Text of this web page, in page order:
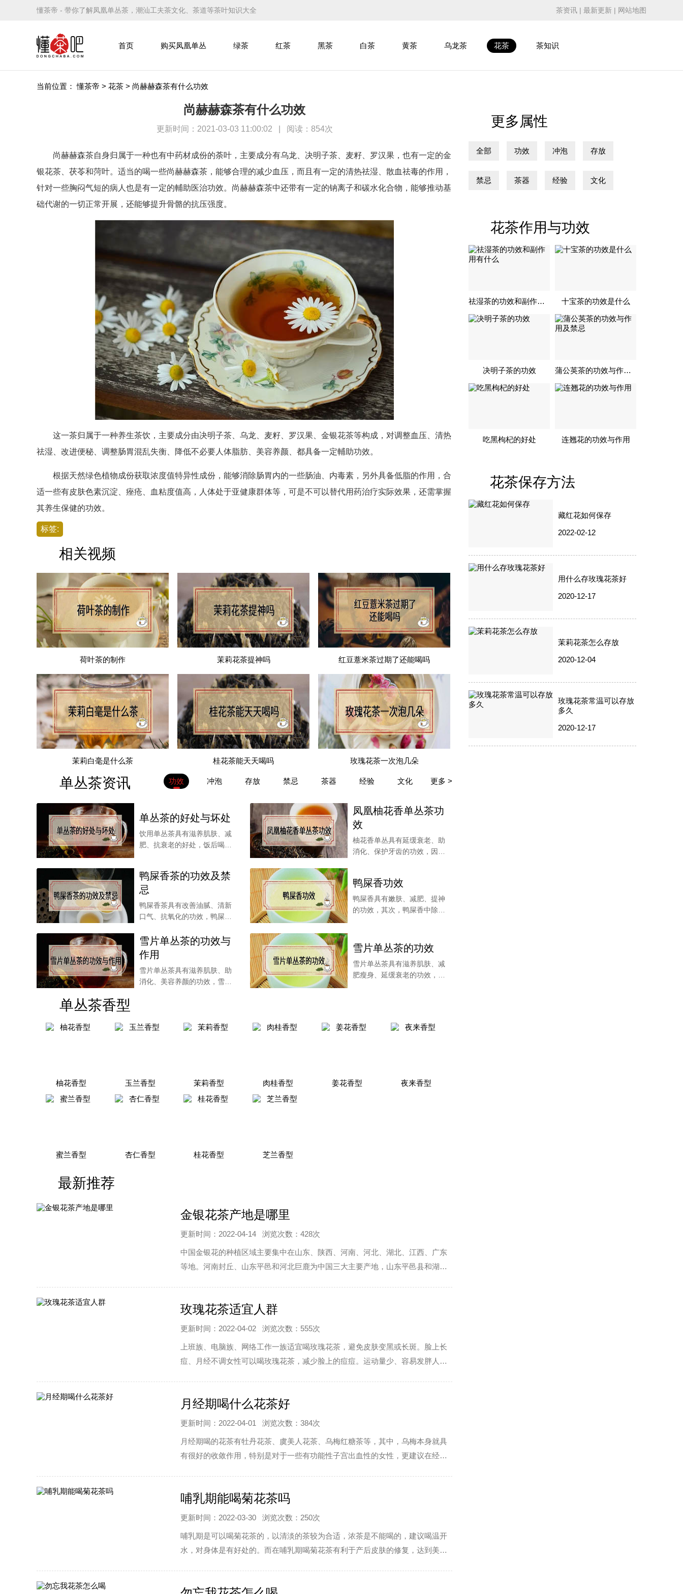
懂茶帝 - 带你了解凤凰单丛茶，潮汕工夫茶文化、茶道等茶叶知识大全 茶资讯 | 最新更新 | 网站地图
首页 购买凤凰单丛 绿茶 红茶 黑茶 白茶 黄茶 乌龙茶 花茶 茶知识
当前位置：懂茶帝 > 花茶 > 尚赫赫森茶有什么功效
尚赫赫森茶有什么功效
更新时间：2021-03-03 11:00:02 阅读： 854次
尚赫赫森茶自身归属于一种也有中药材成份的荼叶，主要成分有乌龙、决明子茶、麦籽、罗汉果，也有一定的金
银花茶、茯苓和菏叶。适当的喝一些尚赫赫森茶，能够合理的减少血压，而且有一定的清热祛湿、散血祛毒的作用，
针对一些胸闷气短的病人也是有一定的輔助医治功效。尚赫赫森茶中还带有一定的钠离子和碳水化合物，能够推动基
础代谢的一切正常开展，还能够提升骨骼的抗压强度。
这一茶归属于一种养生茶饮，主要成分由决明子茶、乌龙、麦籽、罗汉果、金银花茶等构成，对调整血压、清热
祛湿、改进便秘、调整肠胃混乱失衡、降低不必要人体脂肪、美容养颜、都具备一定輔助功效。
根据天然绿色植物成份获取浓度值特异性成份，能够消除肠胃内的一些肠油、内毒素，另外具备低脂的作用，合
适一些有皮肤色素沉淀、痤疮、血粘度值高，人体处于亚健康群体等，可是不可以替代用药治疗实际效果，还需掌握
其养生保健的功效。
标签:
相关视频
荷叶茶的制作 茉莉花茶提神吗 红豆薏米茶过期了还能喝吗
茉莉白毫是什么茶 桂花茶能天天喝吗 玫瑰花茶一次泡几朵
单丛茶资讯 功效 冲泡 存放 禁忌 茶器 经验 文化 更多 >
单丛茶的好处与坏处
饮用单丛茶具有滋养肌肤、减
肥、抗衰老的好处，饭后喝一
凤凰柚花香单丛茶功
效
柚花香单丛具有延缓衰老、助
消化、保护牙齿的功效，因为
鸭屎香茶的功效及禁
忌
鸭屎香茶具有改善油腻、清新
口气、抗氧化的功效，鸭屎香
鸭屎香功效
鸭屎香具有嫩肤、减肥、提神
的功效，其次，鸭屎香中除了
雪片单丛茶的功效与
作用
雪片单丛茶具有滋养肌肤、助
消化、美容养颜的功效，雪片
雪片单丛茶的功效
雪片单丛茶具有滋养肌肤、减
肥瘦身、延缓衰老的功效，茶
单丛茶香型
柚花香型 玉兰香型 茉莉香型 肉桂香型 姜花香型 夜来香型
蜜兰香型 杏仁香型 桂花香型 芝兰香型
最新推荐
金银花茶产地是哪里
更新时间：2022-04-14 浏览次数：428次
中国金银花的种植区域主要集中在山东、陕西、河南、河北、湖北、江西、广东
等地。河南封丘、山东平邑和河北巨鹿为中国三大主要产地，山东平邑县和湖南
玫瑰花茶适宜人群
更新时间：2022-04-02 浏览次数：555次
上班族、电脑族、网络工作一族适宜喝玫瑰花茶，避免皮肤变黑或长斑。脸上长
痘、月经不调女性可以喝玫瑰花茶，减少脸上的痘痘。运动量少、容易发胖人
月经期喝什么花茶好
更新时间：2022-04-01 浏览次数：384次
月经期喝的花茶有牡丹花茶、虞美人花茶、乌梅红糖茶等，其中，乌梅本身就具
有很好的收敛作用，特别是对于一些有功能性子宫出血性的女性，更建议在经期
哺乳期能喝菊花茶吗
更新时间：2022-03-30 浏览次数：250次
哺乳期是可以喝菊花茶的，以清淡的茶较为合适，浓茶是不能喝的，建议喝温开
水，对身体是有好处的。而在哺乳期喝菊花茶有利于产后皮肤的修复，达到美容
更多属性
全部 功效 冲泡 存放
禁忌 茶器 经验 文化
花茶作用与功效
祛湿茶的功效和副作用有什么 十宝茶的功效是什么
决明子茶的功效 蒲公英茶的功效与作用及禁忌
吃黑枸杞的好处 连翘花的功效与作用
花茶保存方法
藏红花如何保存
2022-02-12
用什么存玫瑰花茶好
2020-12-17
茉莉花茶怎么存放
2020-12-04
玫瑰花茶常温可以存放
多久
2020-12-17